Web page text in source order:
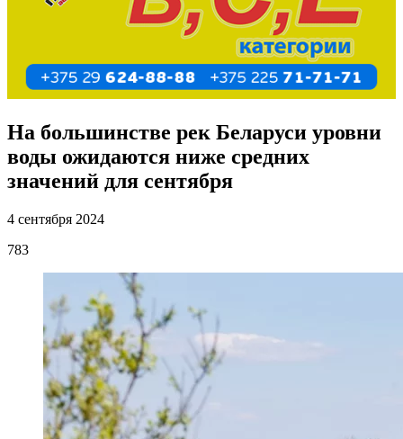
На большинстве рек Беларуси уровни
воды ожидаются ниже средних
значений для сентября
4 сентября 2024
783